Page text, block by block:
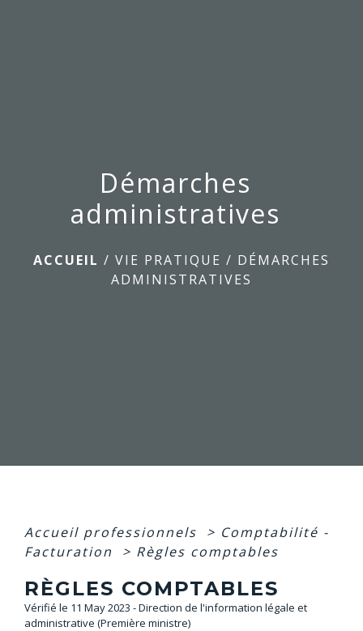
Démarches
administratives
ACCUEIL / VIE PRATIQUE / DÉMARCHES
ADMINISTRATIVES
Accueil professionnels > Comptabilité -
Facturation
> Règles comptables
RÈGLES COMPTABLES
Vérifié le 11 May 2023 - Direction de l'information légale et
administrative (Première ministre)